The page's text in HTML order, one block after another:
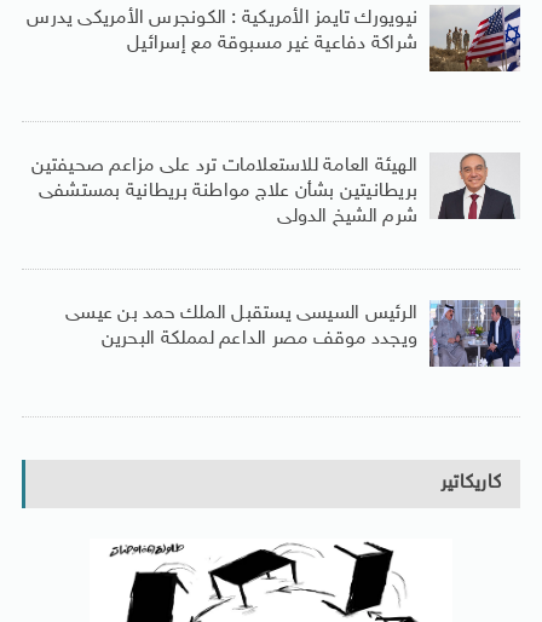
نيويورك تايمز الأمريكية : الكونجرس الأمريكى يدرس
شراكة دفاعية غير مسبوقة مع إسرائيل
الهيئة العامة للاستعلامات ترد على مزاعم صحيفتين
بريطانيتين بشأن علاج مواطنة بريطانية بمستشفى
شرم الشيخ الدولى
الرئيس السيسى يستقبل الملك حمد بن عيسى
ويجدد موقف مصر الداعم لمملكة البحرين
كاريكاتير